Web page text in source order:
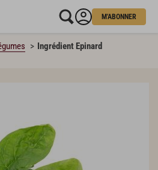
M'ABONNER
Ingrédient Epinard